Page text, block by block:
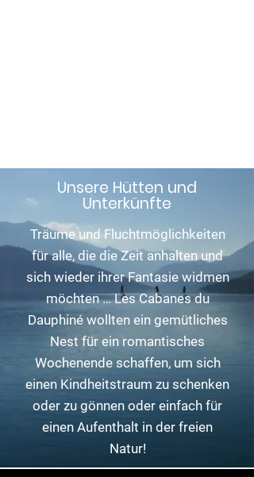
Unsere Hütten und
Unterkünfte
Träume und Fluchtmöglichkeiten
für alle, die die Zeit anhalten und
sich wieder ihrer Fantasie widmen
möchten … Les Cabanes du
Dauphiné wollten ein gemütliches
Nest für ein romantisches
Wochenende schaffen, um sich
einen Kindheitstraum zu schenken
oder zu gönnen oder einfach für
einen Aufenthalt in der freien
Natur!